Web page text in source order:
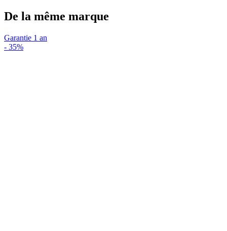
De la même marque
Garantie 1 an
- 35%